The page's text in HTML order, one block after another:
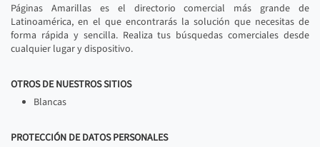
Páginas Amarillas es el directorio comercial más grande de
Latinoamérica, en el que encontrarás la solución que necesitas de
forma rápida y sencilla. Realiza tus búsquedas comerciales desde
cualquier lugar y dispositivo.
OTROS DE NUESTROS SITIOS
Blancas
PROTECCIÓN DE DATOS PERSONALES